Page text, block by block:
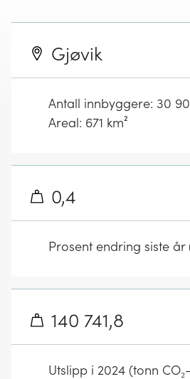
Gjøvik
Antall innbyggere: 30
Areal: 671 km²
0,4
Prosent endring siste år
140 741,8
Utslipp i 2024 (tonn